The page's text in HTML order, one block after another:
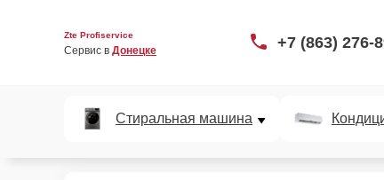
Zte Profiservice
Сервис в Донецке +7 (863) 276-
Стиральная машина